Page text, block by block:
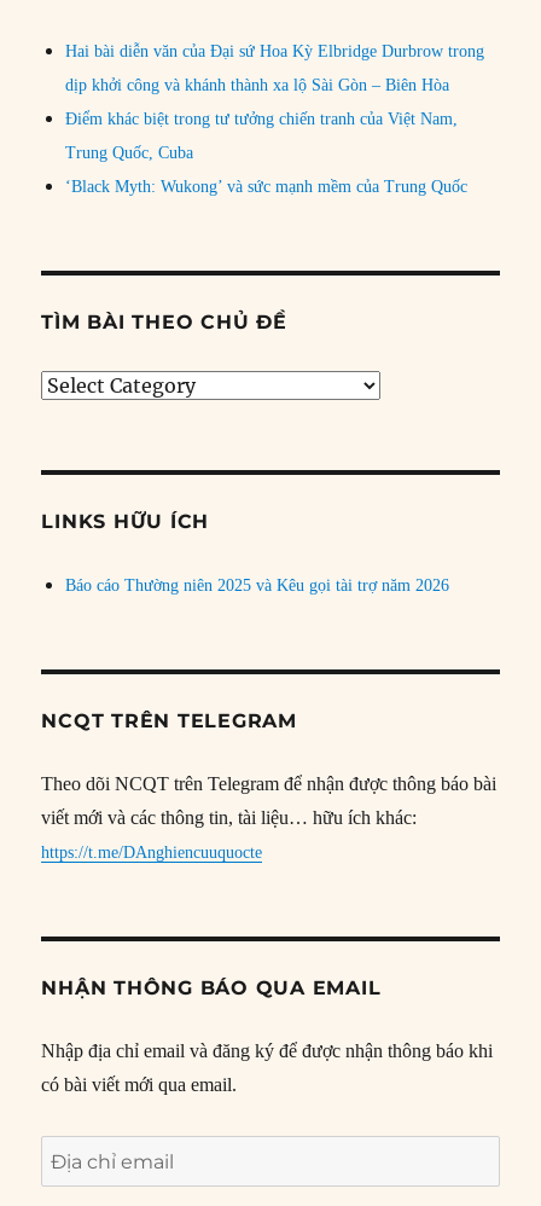
Hai bài diễn văn của Đại sứ Hoa Kỳ Elbridge Durbrow trong
dịp khởi công và khánh thành xa lộ Sài Gòn – Biên Hòa
Điểm khác biệt trong tư tưởng chiến tranh của Việt Nam,
Trung Quốc, Cuba
‘Black Myth: Wukong’ và sức mạnh mềm của Trung Quốc
TÌM BÀI THEO CHỦ ĐỀ
Tìm
đề
LINKS HỮU ÍCH
Báo cáo Thường niên 2025 và Kêu gọi tài trợ năm 2026
NCQT TRÊN TELEGRAM
Theo dõi NCQT trên Telegram để nhận được thông báo bài
viết mới và các thông tin, tài liệu… hữu ích khác:
https://t.me/DAnghiencuuquocte
NHẬN THÔNG BÁO QUA EMAIL
Nhập địa chỉ email và đăng ký để được nhận thông báo khi
có bài viết mới qua email.
Địa
chỉ